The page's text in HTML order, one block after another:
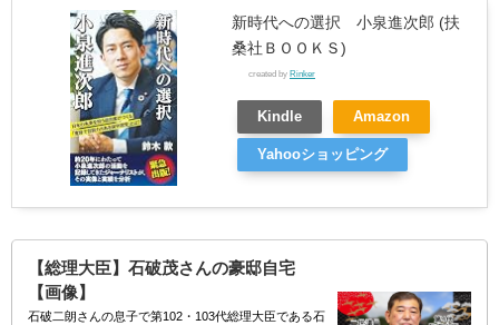
新時代への選択 小泉進次郎 (扶
桑社ＢＯＯＫＳ)
created by Rinker
Kindle Amazon
Yahooショッピング
【総理大臣】石破茂さんの豪邸自宅
【画像】
石破二朗さんの息子で第102・103代総理大臣である石